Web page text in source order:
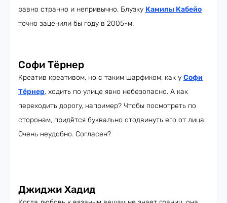
равно странно и непривычно. Блузку Камилы Кабейо
точно заценили бы году в 2005-м.
Софи Тёрнер
Креатив креативом, но с таким шарфиком, как у Софи
Тёрнер, ходить по улице явно небезопасно. А как
переходить дорогу, например? Чтобы посмотреть по
сторонам, придётся буквально отодвинуть его от лица.
Очень неудобно. Согласен?
Джиджи Хадид